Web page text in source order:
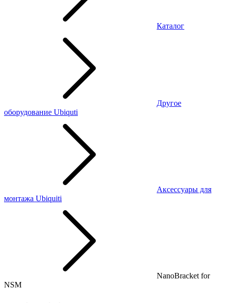
Каталог
Другое
оборудование Ubiquti
Аксессуары для
монтажа Ubiquiti
NanoBracket for
NSM